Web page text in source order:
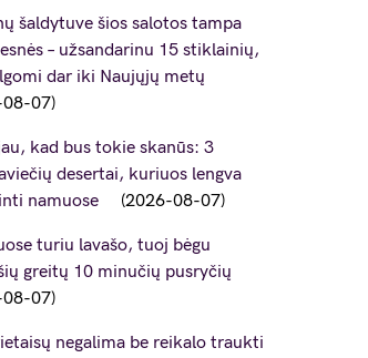
šaldytuve šios salotos tampa
– užsandarinu 15 stiklainių,
dar iki Naujųjų metų
07
kad bus tokie skanūs: 3
desertai, kuriuos lengva
namuose
2026-08-07
turiu lavašo, tuoj bėgu
greitų 10 minučių pusryčių
07
negalima be reikalo traukti